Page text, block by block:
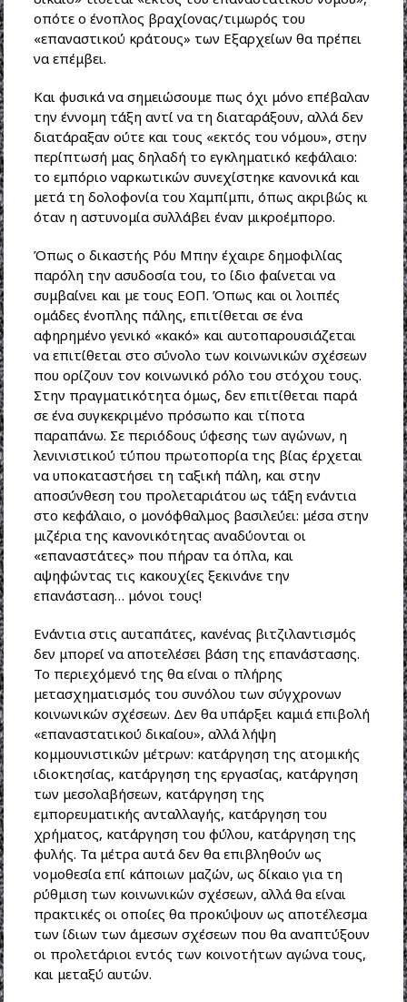
οπότε ο ένοπλος βραχίονας/τιμωρός του
«επαναστικού κράτους» των Εξαρχείων θα πρέπει
να επέμβει.
Και φυσικά να σημειώσουμε πως όχι μόνο επέβαλαν
την έννομη τάξη αντί να τη διαταράξουν, αλλά δεν
διατάραξαν ούτε και τους «εκτός του νόμου», στην
περίπτωσή μας δηλαδή το εγκληματικό κεφάλαιο:
το εμπόριο ναρκωτικών συνεχίστηκε κανονικά και
μετά τη δολοφονία του Χαμπίμπι, όπως ακριβώς κι
όταν η αστυνομία συλλάβει έναν μικροέμπορο.
Όπως ο δικαστής Ρόυ Μπην έχαιρε δημοφιλίας
παρόλη την ασυδοσία του, το ίδιο φαίνεται να
συμβαίνει και με τους ΕΟΠ. Όπως και οι λοιπές
ομάδες ένοπλης πάλης, επιτίθεται σε ένα
αφηρημένο γενικό «κακό» και αυτοπαρουσιάζεται
να επιτίθεται στο σύνολο των κοινωνικών σχέσεων
που ορίζουν τον κοινωνικό ρόλο του στόχου τους.
Στην πραγματικότητα όμως, δεν επιτίθεται παρά
σε ένα συγκεκριμένο πρόσωπο και τίποτα
παραπάνω. Σε περιόδους ύφεσης των αγώνων, η
λενινιστικού τύπου πρωτοπορία της βίας έρχεται
να υποκαταστήσει τη ταξική πάλη, και στην
αποσύνθεση του προλεταριάτου ως τάξη ενάντια
στο κεφάλαιο, ο μονόφθαλμος βασιλεύει: μέσα στην
μιζέρια της κανονικότητας αναδύονται οι
«επαναστάτες» που πήραν τα όπλα, και
αψηφώντας τις κακουχίες ξεκινάνε την
επανάσταση… μόνοι τους!
Ενάντια στις αυταπάτες, κανένας βιτζιλαντισμός
δεν μπορεί να αποτελέσει βάση της επανάστασης.
Το περιεχόμενό της θα είναι ο πλήρης
μετασχηματισμός του συνόλου των σύγχρονων
κοινωνικών σχέσεων. Δεν θα υπάρξει καμιά επιβολή
«επαναστατικού δικαίου», αλλά λήψη
κομμουνιστικών μέτρων: κατάργηση της ατομικής
ιδιοκτησίας, κατάργηση της εργασίας, κατάργηση
των μεσολαβήσεων, κατάργηση της
εμπορευματικής ανταλλαγής, κατάργηση του
χρήματος, κατάργηση του φύλου, κατάργηση της
φυλής. Τα μέτρα αυτά δεν θα επιβληθούν ως
νομοθεσία επί κάποιων μαζών, ως δίκαιο για τη
ρύθμιση των κοινωνικών σχέσεων, αλλά θα είναι
πρακτικές οι οποίες θα προκύψουν ως αποτέλεσμα
των ίδιων των άμεσων σχέσεων που θα αναπτύξουν
οι προλετάριοι εντός των κοινοτήτων αγώνα τους,
και μεταξύ αυτών.